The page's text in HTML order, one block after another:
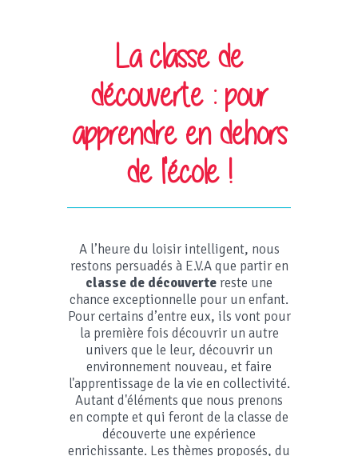
La classe de
découverte : pour
apprendre en dehors
de l'école !
A l’heure du loisir intelligent, nous
restons persuadés à E.V.A que partir en
classe de découverte reste une
chance exceptionnelle pour un enfant.
Pour certains d’entre eux, ils vont pour
la première fois découvrir un autre
univers que le leur, découvrir un
environnement nouveau, et faire
l'apprentissage de la vie en collectivité.
Autant d'éléments que nous prenons
en compte et qui feront de la classe de
découverte une expérience
enrichissante. Les thèmes proposés, du